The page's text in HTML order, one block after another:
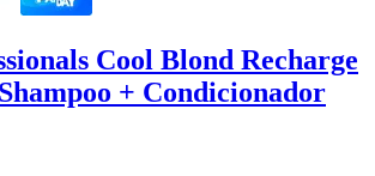
Cool Blond Recharge
+ Condicionador